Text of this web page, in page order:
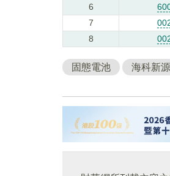
6
7
8
固態電池 海科新源